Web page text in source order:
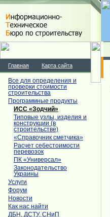
Главная Карта сайта
Все для определения и
проверки стоимости
строительства
Программные продукты
ИСС «Зодчий»
Типовые узлы, изделия и
конструкции (в
строительстве)
«Справочник сметчика»
Расчет себестоимости
перевозок
ПК «Универсал»
Законодательство
Украины
Услуги
Форум
Новости
Как нас найти
ДБН, ДСТУ, СНиП